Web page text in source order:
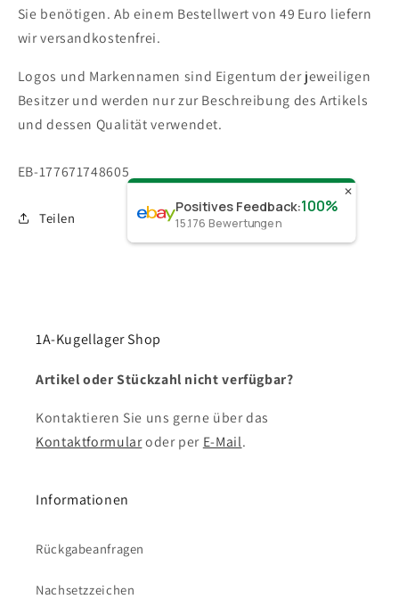
Sie benötigen.Ab einem Bestellwert von 49 Euro liefern
wir versandkostenfrei.
Logos und Markennamen sind Eigentum der jeweiligen
Besitzer und werden nur zur Beschreibung des Artikels
und dessen Qualität verwendet.
SKU:
EB-177671748605
Teilen
✕
Positives Feedback:100%
15.176 Bewertungen
1A-Kugellager Shop
Artikel oder Stückzahl nicht verfügbar?
Kontaktieren Sie uns gerne über das
Kontaktformularoder per E-Mail.
Informationen
Rückgabeanfragen
Nachsetzzeichen